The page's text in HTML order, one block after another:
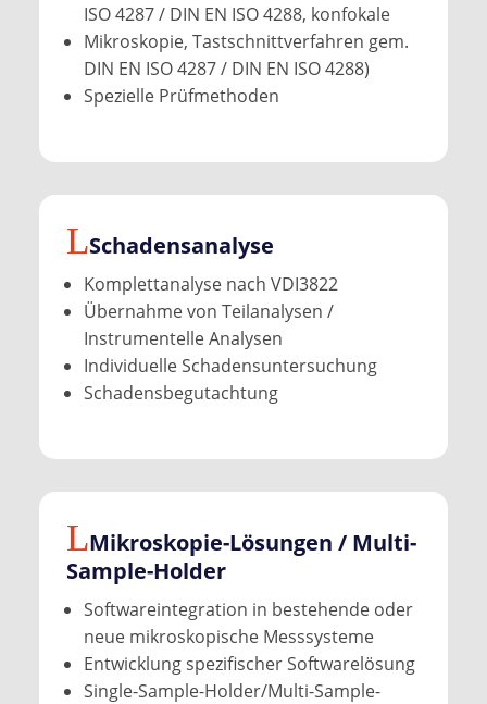
ISO 4287 / DIN EN ISO 4288, konfokale
Mikroskopie, Tastschnittverfahren gem.
DIN EN ISO 4287 / DIN EN ISO 4288)
Spezielle Prüfmethoden
Schadensanalyse
Komplettanalyse nach VDI3822
Übernahme von Teilanalysen /
Instrumentelle Analysen
Individuelle Schadensuntersuchung
Schadensbegutachtung
Mikroskopie-Lösungen / Multi-
Sample-Holder
Softwareintegration in bestehende oder
neue mikroskopische Messsysteme
Entwicklung spezifischer Softwarelösung
Single-Sample-Holder/Multi-Sample-